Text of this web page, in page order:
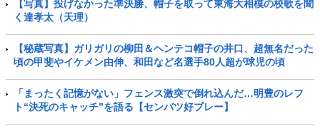
【写真】投げなかった準決勝、帽子を取って東海大相模の校歌を聞
く達孝太（天理）
【秘蔵写真】ガリガリの柳田＆ヘンテコ帽子の井口、超無名だった
頃の甲斐やイケメン由伸、和田など名選手80人超が球児の頃
「まったく記憶がない」フェンス激突で倒れ込んだ…明豊のレフ
ト“決死のキャッチ”を語る【センバツ好プレー】